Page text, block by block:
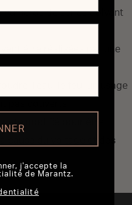
numéros de séries doivent
être réalisées par une
l'eau, le feu, un usage
cause du voltage et des
j'accepte la
de Marantz.